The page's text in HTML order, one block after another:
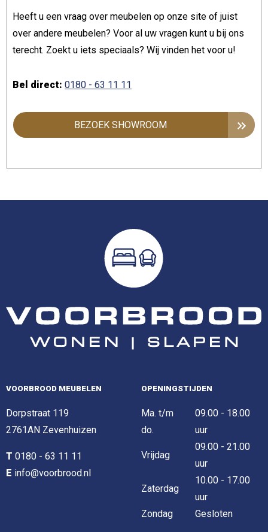
Heeft u een vraag over meubelen op onze site of juist
over andere meubelen? Voor al uw vragen kunt u bij ons
terecht. Zoekt u iets speciaals? Wij vinden het voor u!
Bel direct: 0180 - 63 11 11
BEZOEK SHOWROOM
VOORBROOD MEUBELEN
Dorpstraat 119
2761AN Zevenhuizen
T 0180 - 63 11 11
E info@voorbrood.nl
OPENINGSTIJDEN
Ma. t/m
do.
09.00 - 18.00
uur
Vrijdag
09.00 - 21.00
uur
Zaterdag
10.00 - 17.00
uur
Zondag
Gesloten